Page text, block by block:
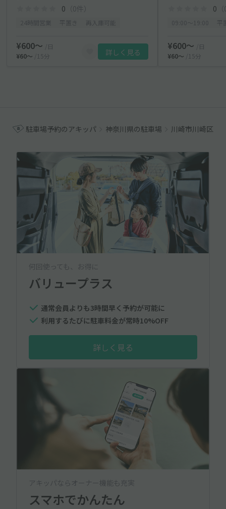
0 （0件）
¥600〜
/日
¥60〜
/15分 詳しく見る
0
¥600〜
/日
¥60〜
/15分
駐車場予約のアキッパ 神奈川県の駐車場 川崎市川崎区の
何回使っても、お得に
バリュープラス
通常会員よりも3時間早く予約が可能に
利用するたびに駐車料金が常時10%OFF
詳しく見る
アキッパならオーナー機能も充実
スマホでかんたん